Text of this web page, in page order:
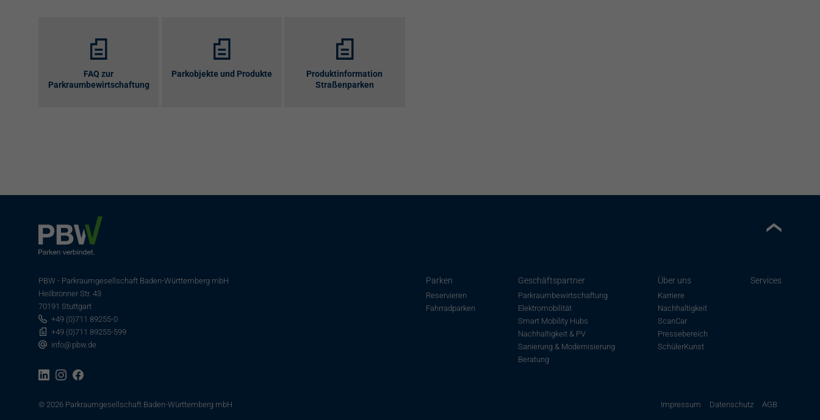
FAQ zur
Parkraumbewirtschaftung
Parkobjekte und Produkte
Produktinformation
Straßenparken
PBW - Parkraumgesellschaft Baden-Württemberg mbH
Heilbronner Str. 43
70191 Stuttgart
+49 (0)711 89255-0
+49 (0)711 89255-599
info@ pbw.de
© 2026 Parkraumgesellschaft Baden-Württemberg mbH
Parken
Reservieren
Fahrradparken
Geschäftspartner
Parkraumbewirtschaftung
Elektromobilität
Smart Mobility Hubs
Nachhaltigkeit & PV
Sanierung & Modernisierung
Beratung
Über uns
Karriere
Nachhaltigkeit
ScanCar
Pressebereich
SchülerKunst
Services
Impressum Datenschutz AGB